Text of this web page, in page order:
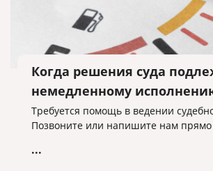
Когда решения суда
немедленному
Требуется помощь в ведении
Позвоните или напишите нам прямо
...